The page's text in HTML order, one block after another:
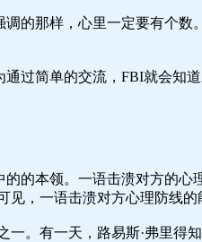
的那样，心里一定要有个
过简单的交流，FBI就会知
的本领。一语击溃对方的
见，一语击溃对方心理防线的
一。有一天，路易斯·弗里